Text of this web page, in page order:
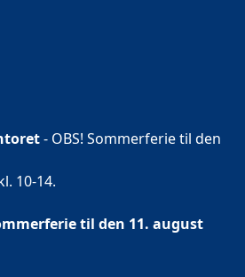
- OBS! Sommerferie til den
10-14.
til den 11. august